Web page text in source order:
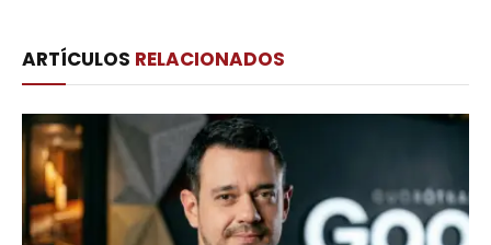
ARTÍCULOS RELACIONADOS